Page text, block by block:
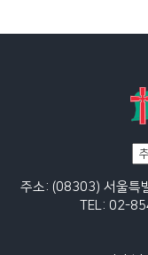
주소: (08303) 서울특
TEL: 02-